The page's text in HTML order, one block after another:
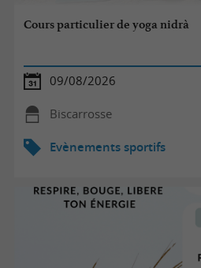
Cours particulier de yoga nidrà
09/08/2026
Biscarrosse
Evènements sportifs